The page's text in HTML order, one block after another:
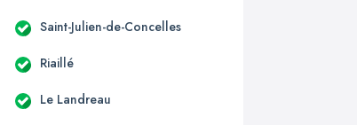
Saint-Julien-de-Concelles
Riaillé
Le Landreau